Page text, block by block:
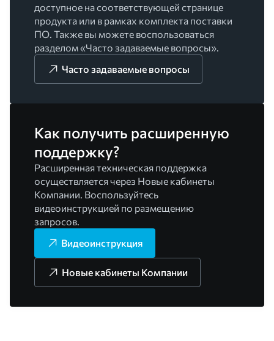
доступное на соответствующей странице
продукта или в рамках комплекта поставки
ПО. Также вы можете воспользоваться
разделом «Часто задаваемые вопросы».
Часто задаваемые вопросы
Как получить расширенную
поддержку?
Расширенная техническая поддержка
осуществляется через Новые кабинеты
Компании. Воспользуйтесь
видеоинструкцией по размещению
запросов.
Видеоинструкция
Новые кабинеты Компании